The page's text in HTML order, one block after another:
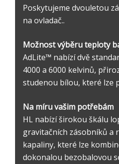
Poskytujeme dvouletou
na ovladač..
Možnost výběru teploty
AdLite™ nabízí dvě
4000 a 6000 kelvinů,
studenou bílou, které lze
Na míru vašim potřebám
HL nabízí širokou škálu
gravitačních zásobníků a
kapaliny, které lze
dokonalou bezobalovou